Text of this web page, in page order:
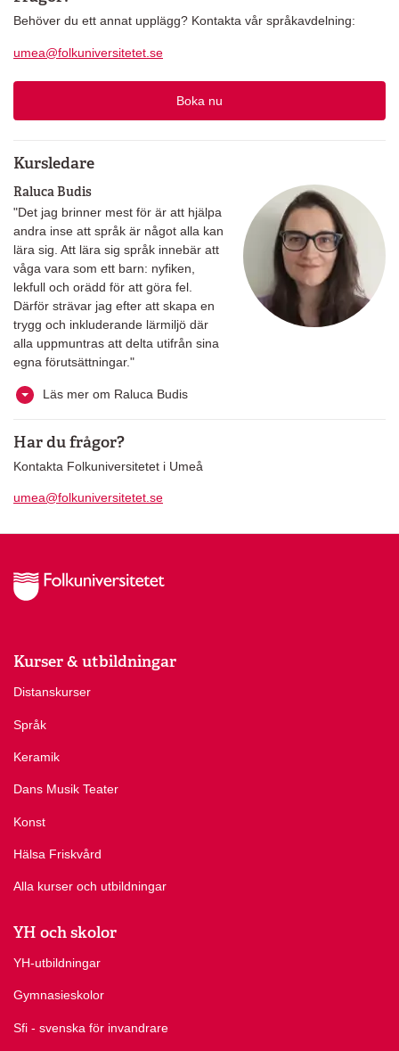
Behöver du ett annat upplägg? Kontakta vår språkavdelning:
umea@folkuniversitetet.se
Boka nu
Kursledare
Raluca Budis
"Det jag brinner mest för är att hjälpa
andra inse att språk är något alla kan
lära sig. Att lära sig språk innebär att
våga vara som ett barn: nyfiken,
lekfull och orädd för att göra fel.
Därför strävar jag efter att skapa en
trygg och inkluderande lärmiljö där
alla uppmuntras att delta utifrån sina
egna förutsättningar."
Läs mer om Raluca Budis
Har du frågor?
Kontakta Folkuniversitetet i Umeå
umea@folkuniversitetet.se
Kurser & utbildningar
Distanskurser
Språk
Keramik
Dans Musik Teater
Konst
Hälsa Friskvård
Alla kurser och utbildningar
YH och skolor
YH-utbildningar
Gymnasieskolor
Sfi - svenska för invandrare